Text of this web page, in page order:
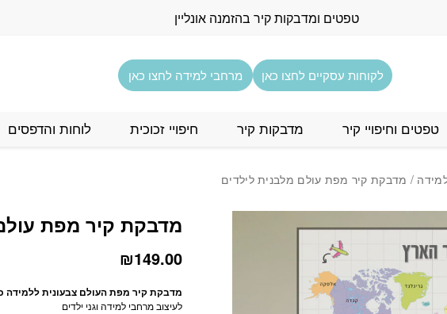
טפטים ומדבקות קיר בהזמנה אונליין
לקוחות עסקיים לחצו כאן מרחבי למידה לחצו כאן
טפטים וחיפויי קיר מדבקות קיר חיפויי זכוכית לוחות והדפסים
/ מדבקת קיר מפת עולם מלבנית לילדים
מדבקת קיר מפת
₪149.00
מדבקת קיר מפת העולם צבעונית ללמידה
לעיצוב מרחבי למידה וגני ילדים